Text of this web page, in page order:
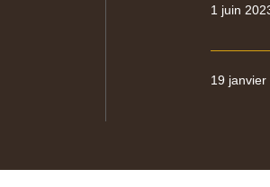
1 juin
19 janvier